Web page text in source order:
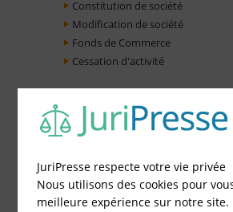
Constitution de société
Modification de société
Fonds de Commerce
Cessation d'activité
JuriPresse respecte votre vie privée
Nous utilisons des cookies pour
meilleure expérience sur notre site.